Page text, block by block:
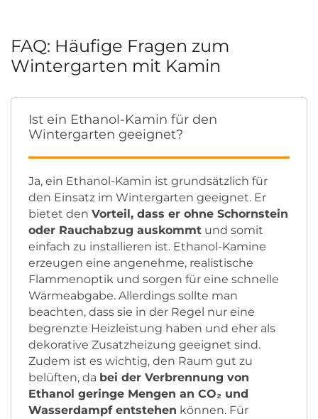
FAQ: Häufige Fragen zum
Wintergarten mit Kamin
Ist ein Ethanol-Kamin für den
Wintergarten geeignet?
Ja, ein Ethanol-Kamin ist grundsätzlich für
den Einsatz im Wintergarten geeignet. Er
bietet den Vorteil, dass er ohne Schornstein
oder Rauchabzug auskommt und somit
einfach zu installieren ist. Ethanol-Kamine
erzeugen eine angenehme, realistische
Flammenoptik und sorgen für eine schnelle
Wärmeabgabe. Allerdings sollte man
beachten, dass sie in der Regel nur eine
begrenzte Heizleistung haben und eher als
dekorative Zusatzheizung geeignet sind.
Zudem ist es wichtig, den Raum gut zu
belüften, da bei der Verbrennung von
Ethanol geringe Mengen an CO₂ und
Wasserdampf entstehen können. Für